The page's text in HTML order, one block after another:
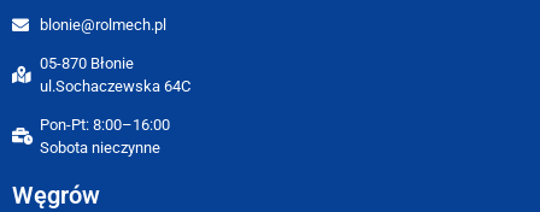
blonie@rolmech.pl
05-870 Błonie
ul.Sochaczewska 64C
Pon-Pt: 8:00–16:00
Sobota nieczynne
Węgrów